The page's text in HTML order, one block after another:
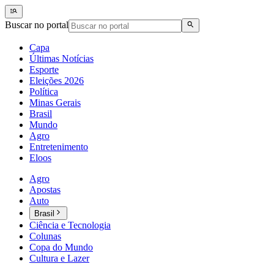
Buscar no portal
Capa
Últimas Notícias
Esporte
Eleições 2026
Política
Minas Gerais
Brasil
Mundo
Agro
Entretenimento
Eloos
Agro
Apostas
Auto
Brasil
Ciência e Tecnologia
Colunas
Copa do Mundo
Cultura e Lazer